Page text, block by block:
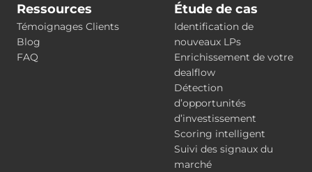
Ressources
Témoignages Clients
Blog
FAQ
Étude de cas
Identification de
nouveaux LPs
Enrichissement de votre
dealflow
Détection
d’opportunités
d’investissement
Scoring intelligent
Suivi des signaux du
marché